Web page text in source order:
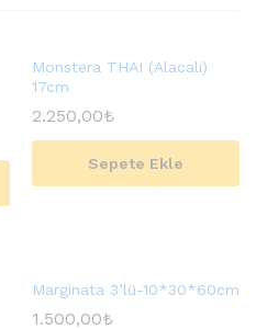
Monstera THAI (Alacalı)
17cm
2.250,00₺
Sepete Ekle
Marginata 3’lü-10*30*60cm
1.500,00₺